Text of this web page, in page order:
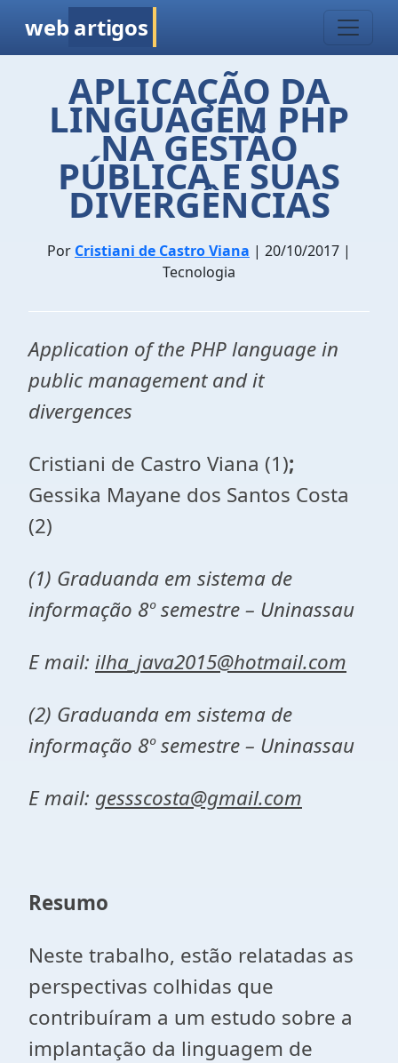
web artigos
APLICAÇÃO DA
LINGUAGEM PHP
NA GESTÃO
PÚBLICA E SUAS
DIVERGÊNCIAS
Por Cristiani de Castro Viana | 20/10/2017 |
Tecnologia
Application of the PHP language in
public management and it
divergences
Cristiani de Castro Viana (1);
Gessika Mayane dos Santos Costa
(2)
(1) Graduanda em sistema de
informação 8º semestre – Uninassau
E mail: ilha_java2015@hotmail.com
(2) Graduanda em sistema de
informação 8º semestre – Uninassau
E mail: gessscosta@gmail.com
Resumo
Neste trabalho, estão relatadas as
perspectivas colhidas que
contribuíram a um estudo sobre a
implantação da linguagem de